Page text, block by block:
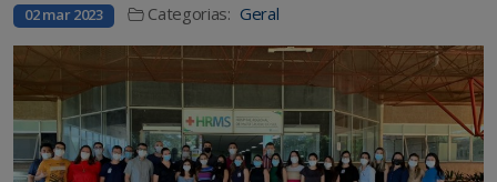
02 mar 2023 Categorias: Geral